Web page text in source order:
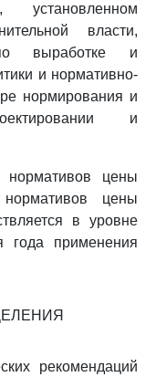
установленном
власти,
выработке и
и нормативно-
нормирования и
и
нормативов цены
нормативов цены
в уровне
применения
рекомендаций